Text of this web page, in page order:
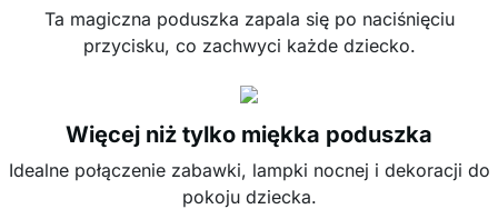
Ta magiczna poduszka zapala się po naciśnięciu
przycisku, co zachwyci każde dziecko.
Więcej niż tylko miękka poduszka
Idealne połączenie zabawki, lampki nocnej i dekoracji do
pokoju dziecka.